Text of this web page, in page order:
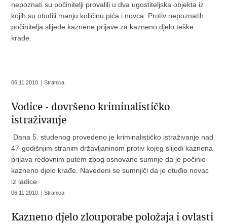
nepoznati su počinitelji provalili u dva ugostiteljska objekta iz
kojih su otuđili manju količinu pića i novca. Protiv nepoznatih
počinitelja slijede kaznene prijave za kazneno djelo teške
krađe.
06.11.2010. | Stranica
Vodice - dovršeno kriminalističko
istraživanje
Dana 5. studenog provedeno je kriminalističko istraživanje nad
47-godišnjim stranim državljaninom protiv kojeg slijedi kaznena
prijava redovnim putem zbog osnovane sumnje da je počinio
kazneno djelo krađe. Navedeni se sumnjiči da je otuđio novac
iz ladice
06.11.2010. | Stranica
Kazneno djelo zlouporabe položaja i ovlasti